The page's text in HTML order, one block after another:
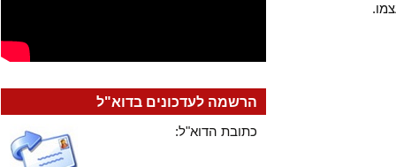
הרשמה לעדכונים בדוא"ל
כתובת הדוא"ל: